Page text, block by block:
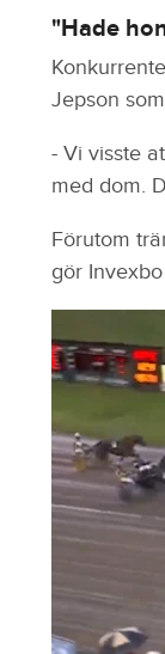
"Hade
Jepson
- Vi visste
med dom.
Förutom
gör